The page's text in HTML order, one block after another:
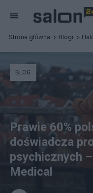
Strona główna Blogi
BLOG
Prawie 60%
doświadcza
psychicznych
Medical